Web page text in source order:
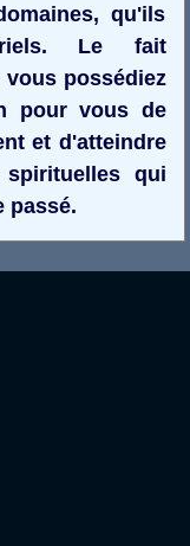
qu'ils
Le fait
possédiez
pour vous de
et d'atteindre
qui
passé.